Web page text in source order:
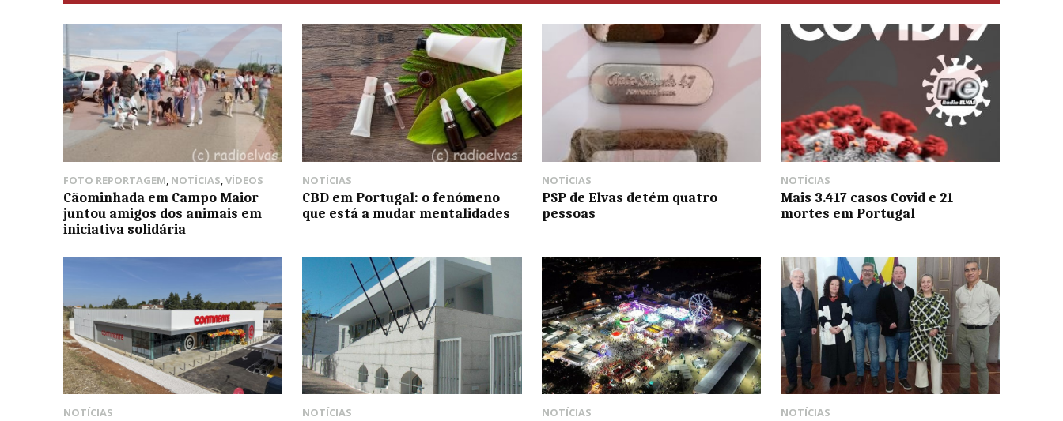
FOTO REPORTAGEM NOTÍCIAS VÍDEOS
Cãominhada em Campo Maior
juntou amigos dos animais em
iniciativa solidária
NOTÍCIAS
CBD em Portugal: o fenómeno
que está a mudar mentalidades
NOTÍCIAS
PSP de Elvas detém quatro
pessoas
NOTÍCIAS
Mais 3.417 casos Covid e 21
mortes em Portugal
NOTÍCIAS NOTÍCIAS NOTÍCIAS NOTÍCIAS